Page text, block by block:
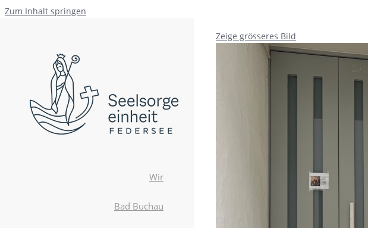
Zum Inhalt springen
Wir
Bad Buchau
Zeige grösseres Bild